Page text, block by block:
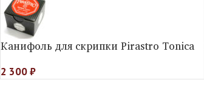
Канифоль для скрипки Pirastro Toniсa
2 300₽